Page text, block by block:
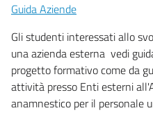
Guida Aziende
Gli studenti interessati allo
una azienda esterna vedi
progetto formativo come da
attività presso Enti esterni
anamnestico per il personale